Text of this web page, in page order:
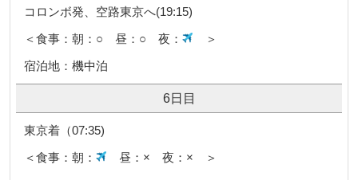
コロンボ発、空路東京へ(19:15)
＜食事：朝：○ 昼：○ 夜：
＞
宿泊地：機中泊
6日目
東京着（07:35)
＜食事：朝：
昼：× 夜：× ＞